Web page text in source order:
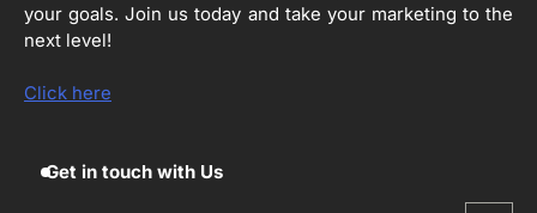
5
ਮੋਦੀ ਜੀ ਪੁਲਿਸ ਦੇ ਦਮ ‘ਤੇ ਨੈਸ਼ਨਲ ਟਾਊਨਹਾਲ
your goals. Join us today and take your marketing to the
next level!
Click here
Get in touch with Us